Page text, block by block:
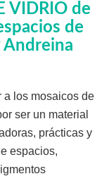
VIDRIO de
de
Andreina
a los mosaicos de
ser un material
prácticas y
espacios,